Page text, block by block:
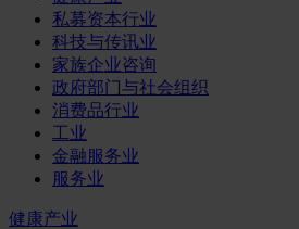
私募资本行业
科技与传讯业
家族企业咨询
政府部门与社会组织
消费品行业
工业
金融服务业
服务业
健康产业